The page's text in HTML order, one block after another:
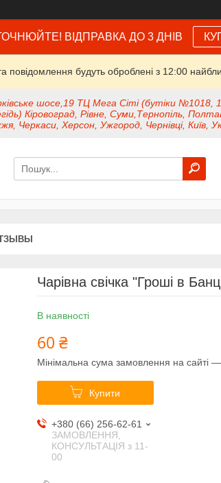
ВІДПРАВКА ДО 3 ДНІВ
будуть оброблені з 12:00
шосе,19 ТЦ Мега Сіті (бутіки
Кіровоград, Рівне, Суми,Тернопіль,
Черкаси, Херсон, Ужгород, Чернівці, Київ,
Чарівна свічка "Гроші в
В наявності
60 ₴
Мінімальна сума замовлення на сайті
Купити
+380 (66) 256-62-61
ЗАМОВЛЕННЯ,
КОНСУЛЬТАЦІЯ з 11-
00